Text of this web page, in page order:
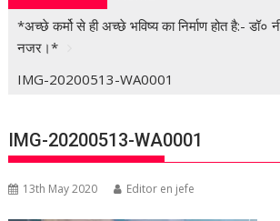
*अच्छे कर्मो से ही अच्छे भविष्य का निर्माण होत है:- डॉ०
नजर।*
IMG-20200513-WA0001
IMG-20200513-WA0001
13th May 2020 Editor en jefe